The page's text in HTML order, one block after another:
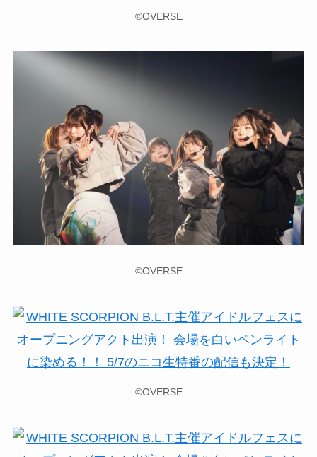
©OVERSE
©OVERSE
©OVERSE